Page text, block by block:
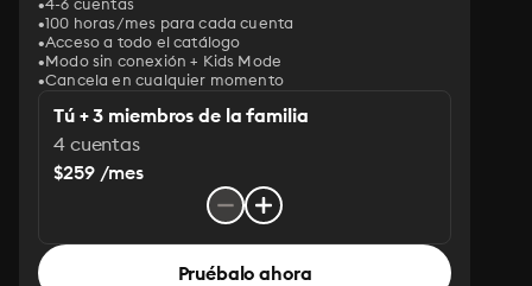
100 horas/mes para cada cuenta
Acceso a todo el catálogo
Modo sin conexión + Kids Mode
Cancela en cualquier momento
Tú + 3 miembros de la familia
4 cuentas
$259 /mes
Pruébalo ahora